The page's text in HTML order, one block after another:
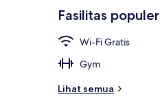
Fasilitas populer
Wi-Fi Gratis
Gym
Lihat semua